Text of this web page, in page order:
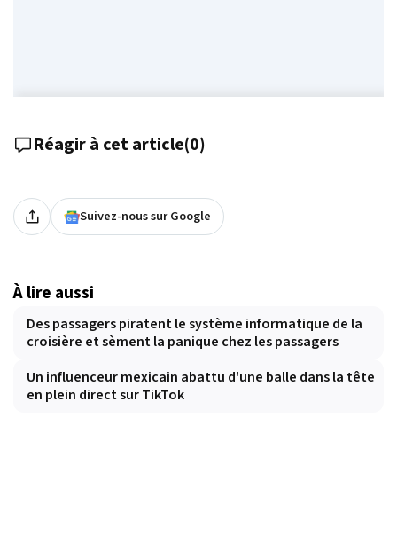
Réagir à cet article(0)
Suivez-nous sur Google
À lire aussi
Des passagers piratent le système informatique de la
croisière et sèment la panique chez les passagers
Un influenceur mexicain abattu d'une balle dans la tête
en plein direct sur TikTok